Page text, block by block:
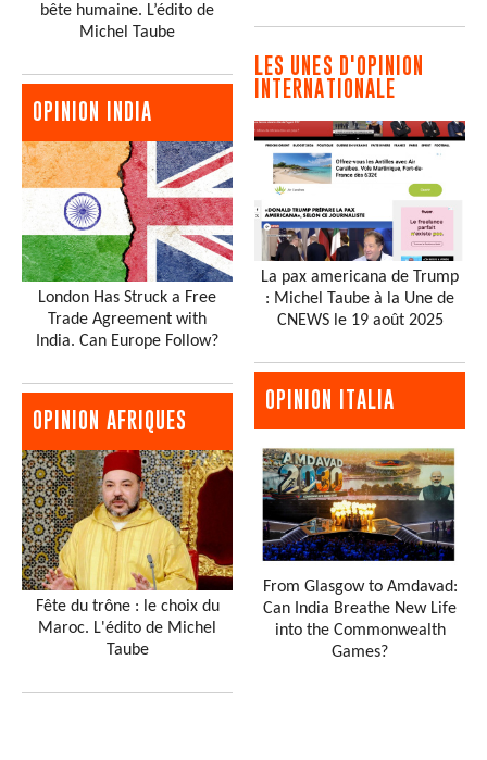
bête humaine. L’édito de
Michel Taube
OPINION INDIA
London Has Struck a Free
Trade Agreement with
India. Can Europe Follow?
OPINION AFRIQUES
Fête du trône : le choix du
Maroc. L'édito de Michel
Taube
LES UNES D'OPINION
INTERNATIONALE
La pax americana de Trump
: Michel Taube à la Une de
CNEWS le 19 août 2025
OPINION ITALIA
From Glasgow to Amdavad:
Can India Breathe New Life
into the Commonwealth
Games?